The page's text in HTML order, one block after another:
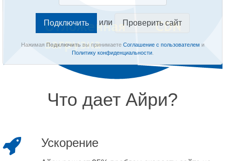
или Проверить сайт
Нажимая Подключитьвы принимаете Соглашение с пользователем и
Политику конфиденциальности.
Что дает Айри?
Ускорение